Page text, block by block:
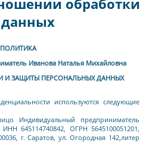
обработки
ПОЛИТИКА
Иванова Наталья Михайловна
И ЗАЩИТЫ ПЕРСОНАЛЬНЫХ ДАННЫХ
используются следующие
Индивидуальный предприниматель
645114740842, ОГРН 5645100051201,
г. Саратов, ул. Огородная 142,литер